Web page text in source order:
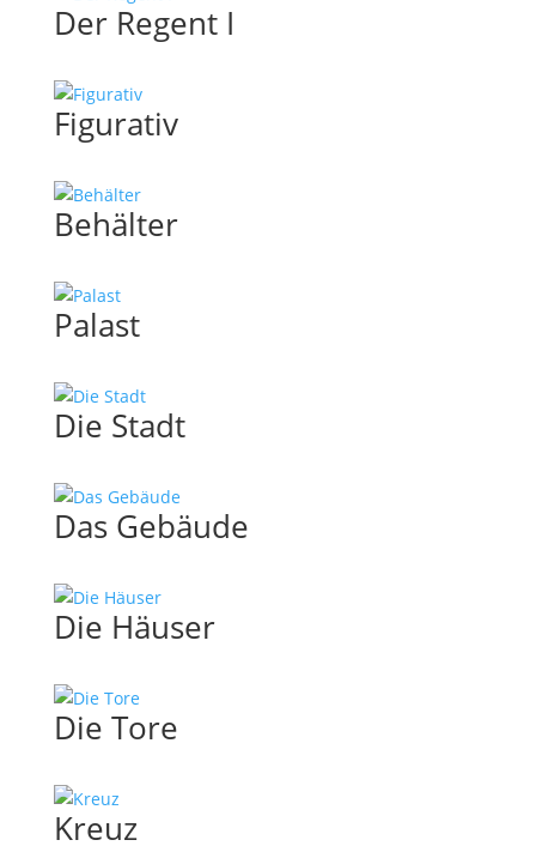
Der Regent I
Figurativ
Behälter
Palast
Die Stadt
Das Gebäude
Die Häuser
Die Tore
Kreuz